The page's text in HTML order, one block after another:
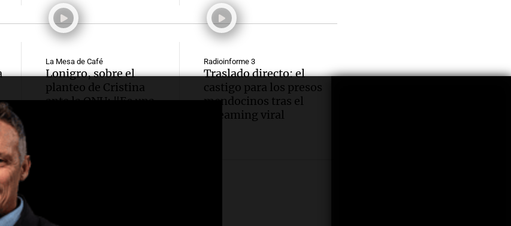
La Mesa de Café
Lonigro, sobre el
planteo de Cristina
ante la ONU: "Es una
Radioinforme 3
Traslado directo: el
castigo para los presos
mendocinos tras el
streaming viral